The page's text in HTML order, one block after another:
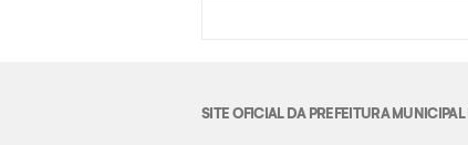
SITE OFICIAL DA PREFEITURA